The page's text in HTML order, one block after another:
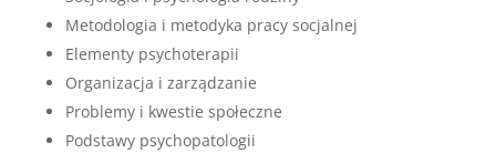
Metodologia i metodyka pracy socjalnej
Elementy psychoterapii
Organizacja i zarządzanie
Problemy i kwestie społeczne
Podstawy psychopatologii